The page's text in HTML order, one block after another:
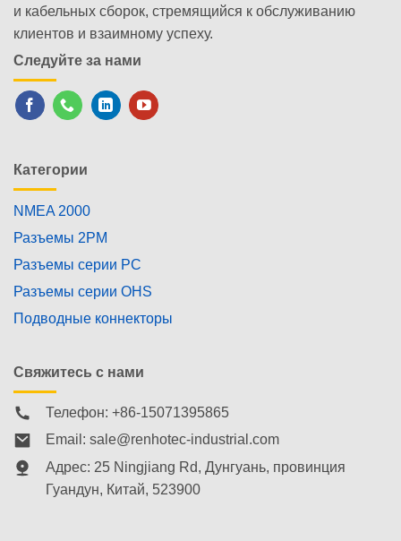
и кабельных сборок, стремящийся к обслуживанию
клиентов и взаимному успеху.
Следуйте за нами
Категории
NMEA 2000
Разъемы 2PM
Разъемы серии PC
Разъемы серии OHS
Подводные коннекторы
Свяжитесь с нами
Телефон: +86-15071395865
Email: sale@renhotec-industrial.com
Адрес: 25 Ningjiang Rd, Дунгуань, провинция
Гуандун, Китай, 523900